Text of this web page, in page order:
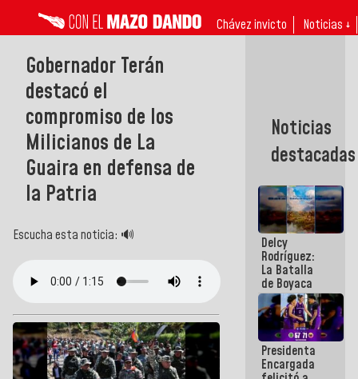
Chávez invicto Noticias ↓
Gobernador Terán
destacó el
compromiso de los
Milicianos de La
Guaira en defensa de
la Patria
Escucha esta noticia: 🔊
Noticias
destacadas
Delcy
Rodríguez:
La Batalla
de Boyaca
representa
un capítulo
decisivo en
la gesta
emancipadora
de nuestra
Presidenta
Encargada